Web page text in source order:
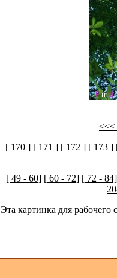
<<<
[ 170 ] [ 171 ] [ 172 ] [ 173 ]
[ 49 - 60] [ 60 - 72] [ 72 - 84]
Эта картинка для